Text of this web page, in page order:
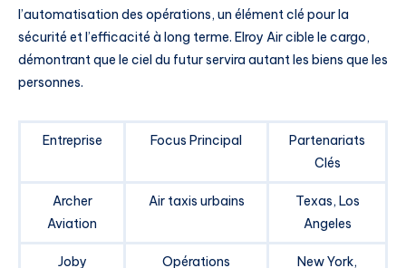
l’automatisation des opérations, un élément clé pour la
sécurité et l’efficacité à long terme. Elroy Air cible le cargo,
démontrant que le ciel du futur servira autant les biens que les
personnes.
Entreprise Focus Principal
Partenariats
Clés
Archer
Aviation
Air taxis urbains
Texas, Los
Angeles
Joby Opérations New York,